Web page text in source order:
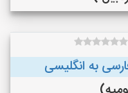
به انگلیسی